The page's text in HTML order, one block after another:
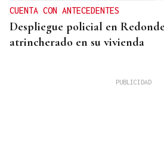
CUENTA CON ANTECEDENTES
Despliegue policial en
atrincherado en su vivienda